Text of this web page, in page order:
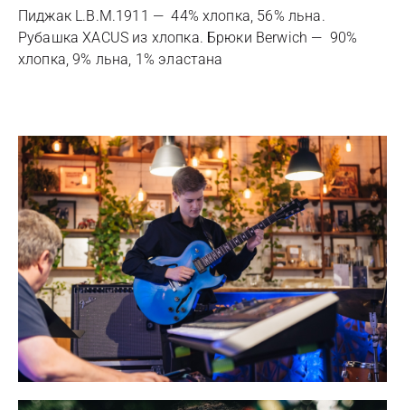
Пиджак L.B.M.1911 — 44% хлопка, 56% льна.
Рубашка XACUS из хлопка. Брюки Berwich — 90%
хлопка, 9% льна, 1% эластана